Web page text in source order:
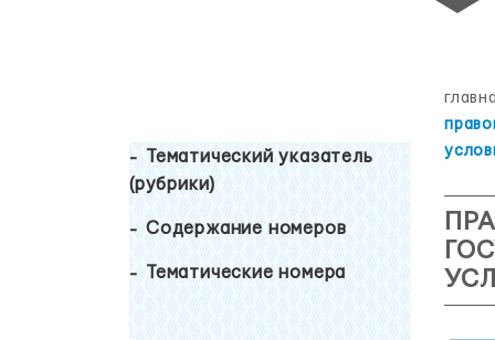
Тематический указатель
(рубрики)
Содержание номеров
Тематические номера